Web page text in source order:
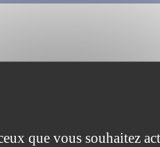
que vous souhaitez